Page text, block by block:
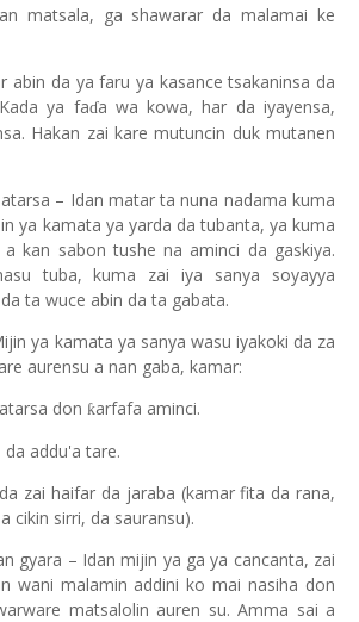
matsala, ga shawarar da malamai ke
abin da ya faru ya kasance tsakaninsa da
ya faɗa wa kowa, har da iyayensa,
Hakan zai kare mutuncin duk mutanen
– Idan matar ta nuna nadama kuma
ya kamata ya yarda da tubanta, ya kuma
kan sabon tushe na aminci da gaskiya.
tuba, kuma zai iya sanya soyayya
ta wuce abin da ta gabata.
ya kamata ya sanya wasu iyakoki da za
aurensu a nan gaba, kamar:
don ƙarfafa aminci.
addu'a tare.
zai haifar da jaraba (kamar fita da rana,
cikin sirri, da sauransu).
gyara – Idan mijin ya ga ya cancanta, zai
wani malamin addini ko mai nasiha don
matsalolin auren su. Amma sai a